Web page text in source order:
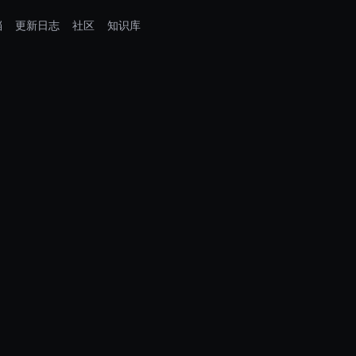
更新日志 社区 知识库